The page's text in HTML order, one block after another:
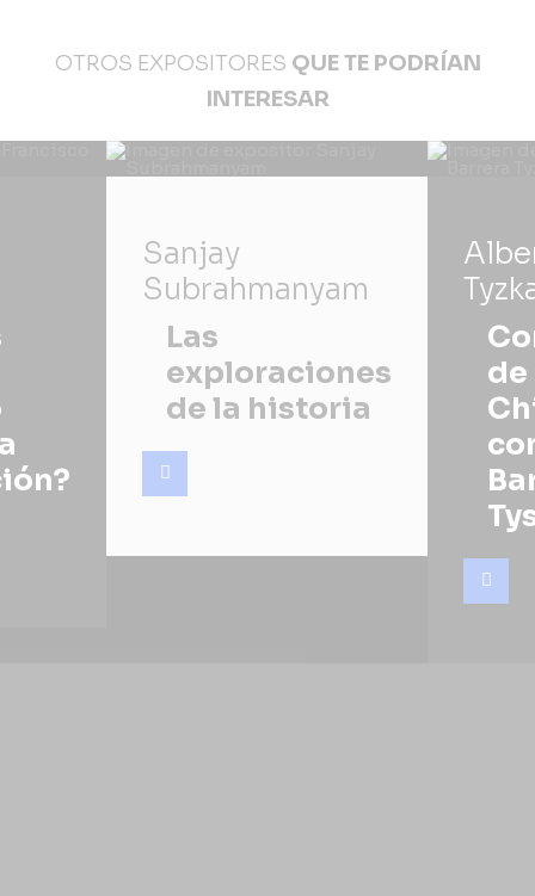
OTROS EXPOSITORES QUE TE PODRÍAN
INTERESAR
Sanjay
Subrahmanyam
Las
exploraciones
de la historia
de